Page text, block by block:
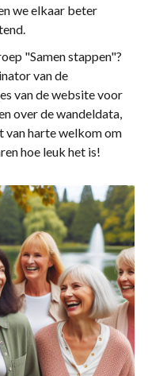
we elkaar beter
"Samen stappen"?
van de
van de website voor
over de wandeldata,
van harte welkom om
hoe leuk het is!